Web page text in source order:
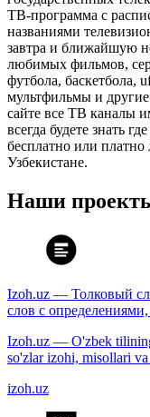
ТВ-программа с
названиями
завтра и ближайшую
любимых фильмов,
футбола, баскетбола,
мультфильмы и
сайте все ТВ каналы
всегда будете знать
бесплатно или
Узбекистане.
Наши
Izoh.uz — Толковый
слов с
Izoh.uz — O'zbek
so'zlar izohi, misollari
izoh.uz